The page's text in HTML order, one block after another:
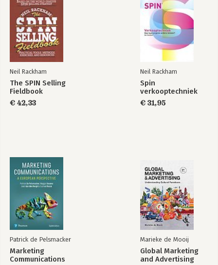
The SPIN Selling
Fieldbook
Neil Rackham
The SPIN Selling
Fieldbook
€ 42,33
Neil Rackham
Spin
verkooptechniek
€ 31,95
Patrick de Pelsmacker
Marketing
Communications
Marieke de Mooij
Global Marketing
and Advertising